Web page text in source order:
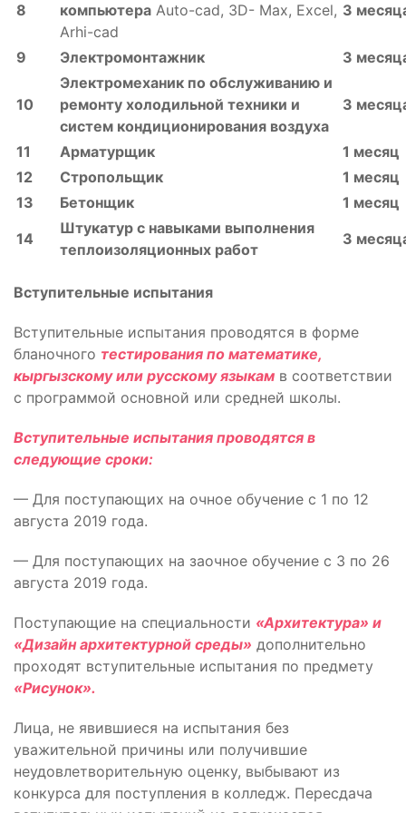
8 компьютера Аuto-cad, 3D- Max, Excel,
Arhi-cad
3
9 Электромонтажник 3
10
Электромеханик по обслуживанию и
ремонту холодильной техники и
систем кондиционирования воздуха
3
11 Арматурщик
1 месяц
12
Стропольщик
1 месяц
13
Бетонщик
1 месяц
14
Штукатур с навыками выполнения
теплоизоляционных работ
3
Вступительные испытания
Вступительные испытания проводятся в форме
бланочного тестирования по математике,
кыргызскому или русскому языкам в соответствии
с программой основной или средней школы.
Вступительные испытания проводятся в
следующие сроки:
— Для поступающих на очное обучение с 1 по 12
августа 2019 года.
— Для поступающих на заочное обучение с 3 по 26
августа 2019 года.
Поступающие на специальности «Архитектура» и
«Дизайн архитектурной среды» дополнительно
проходят вступительные испытания по предмету
«Рисунок».
Лица, не явившиеся на испытания без
уважительной причины или получившие
неудовлетворительную оценку, выбывают из
конкурса для поступления в колледж. Пересдача